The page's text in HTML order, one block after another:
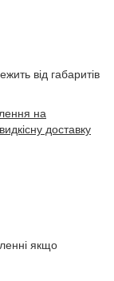
від габаритів
на
доставку
якщо